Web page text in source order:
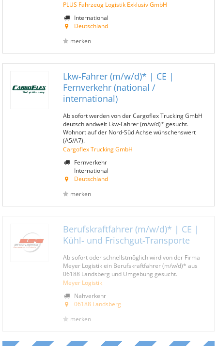
PLUS Fahrzeug Logistik Exklusiv GmbH
International
Deutschland
merken
Lkw-Fahrer (m/w/d)* | CE |
Fernverkehr (national /
international)
Ab sofort werden von der Cargoflex Trucking GmbH
deutschlandweit Lkw-Fahrer (m/w/d)* gesucht.
Wohnort auf der Nord-Süd Achse wünschenswert
(A5/A7).
Cargoflex Trucking GmbH
Fernverkehr
International
Deutschland
merken
Berufskraftfahrer (m/w/d)* | CE |
Kühl- und Frischgut-Transporte
Ab sofort oder schnellstmöglich wird von der Firma
Meyer Logistik ein Berufskraftfahrer (m/w/d)* aus
06188 Landsberg und Umgebung gesucht.
Meyer Logistik
Nahverkehr
06188 Landsberg
merken